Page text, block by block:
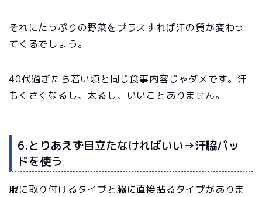
それにたっぷりの野菜をプラスすれば汗の質が変わっ
てくるでしょう。
40代過ぎたら若い頃と同じ食事内容じゃダメです。汗
もくさくなるし、太るし、いいことありません。
6.とりあえず目立たなければいい→汗脇パッ
ドを使う
服に取り付けるタイプと脇に直接貼るタイプがありま